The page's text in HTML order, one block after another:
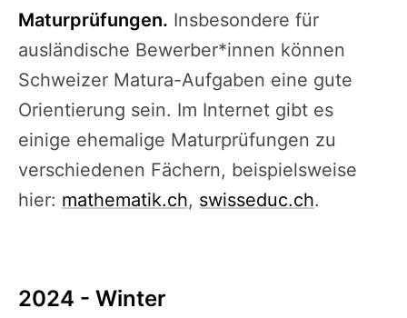
Maturprüfungen. Insbesondere für
ausländische Bewerber*innen können
Schweizer Matura-Aufgaben eine gute
Orientierung sein. Im Internet gibt es
einige ehemalige Maturprüfungen zu
verschiedenen Fächern, beispielsweise
hier: mathematik.ch, swisseduc.ch.
2024 - Winter